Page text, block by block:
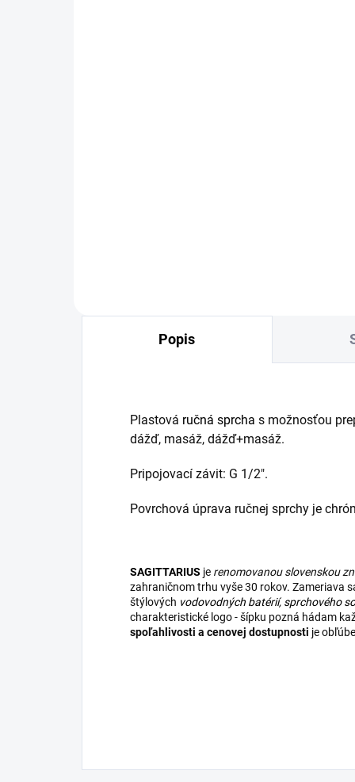
Popis
Plastová ručná sprcha s možnosťou
dážď, masáž, dážď+masáž.
Pripojovací závit: G 1/2".
Povrchová úprava ručnej sprchy je
SAGITTARIUS je renomovanou slovenskou
zahraničnom trhu vyše 30 rokov. Zameriava
štýlových vodovodných batérií,sprchového
charakteristické logo - šípku pozná hádam
spoľahlivosti a cenovej dostupnosti je